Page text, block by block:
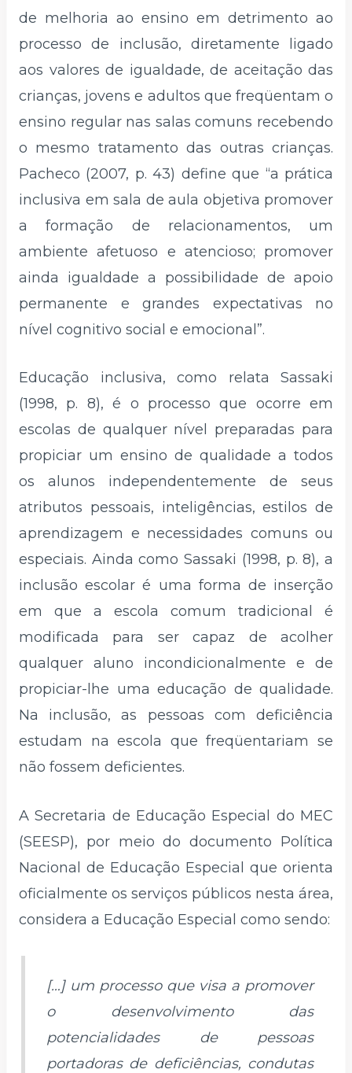
de melhoria ao ensino em detrimento ao
processo de inclusão, diretamente ligado
aos valores de igualdade, de aceitação das
crianças, jovens e adultos que freqüentam o
ensino regular nas salas comuns recebendo
o mesmo tratamento das outras crianças.
Pacheco (2007, p. 43) define que “a prática
inclusiva em sala de aula objetiva promover
a formação de relacionamentos, um
ambiente afetuoso e atencioso; promover
ainda igualdade a possibilidade de apoio
permanente e grandes expectativas no
nível cognitivo social e emocional”.
Educação inclusiva, como relata Sassaki
(1998, p. 8), é o processo que ocorre em
escolas de qualquer nível preparadas para
propiciar um ensino de qualidade a todos
os alunos independentemente de seus
atributos pessoais, inteligências, estilos de
aprendizagem e necessidades comuns ou
especiais. Ainda como Sassaki (1998, p. 8), a
inclusão escolar é uma forma de inserção
em que a escola comum tradicional é
modificada para ser capaz de acolher
qualquer aluno incondicionalmente e de
propiciar-lhe uma educação de qualidade.
Na inclusão, as pessoas com deficiência
estudam na escola que freqüentariam se
não fossem deficientes.
A Secretaria de Educação Especial do MEC
(SEESP), por meio do documento Política
Nacional de Educação Especial que orienta
oficialmente os serviços públicos nesta área,
considera a Educação Especial como sendo:
[…] um processo que visa a promover
o desenvolvimento das
potencialidades de pessoas
portadoras de deficiências, condutas